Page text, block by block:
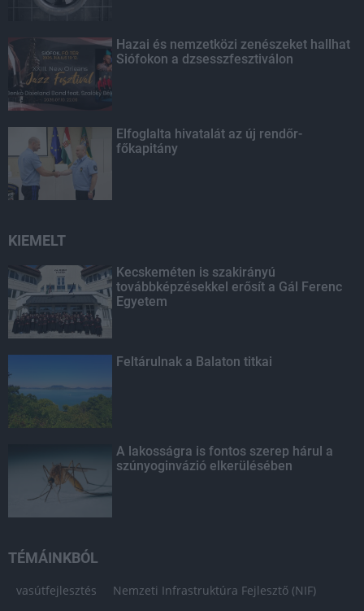
Hazai és nemzetközi zenészeket hallhat
Siófokon a dzsesszfesztiválon
Elfoglalta hivatalát az új rendőr-
főkapitány
KIEMELT
Kecskeméten is szakirányú
továbbképzésekkel erősít a Gál Ferenc
Egyetem
Feltárulnak a Balaton titkai
A lakosságra is fontos szerep hárul a
szúnyoginvázió elkerülésében
TÉMÁINKBÓL
vasútfejlesztés Nemzeti Infrastruktúra Fejlesztő (NIF)